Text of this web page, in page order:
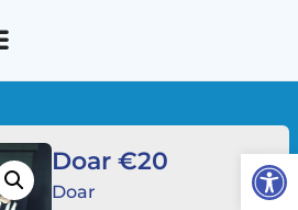
Doar €20
Doar